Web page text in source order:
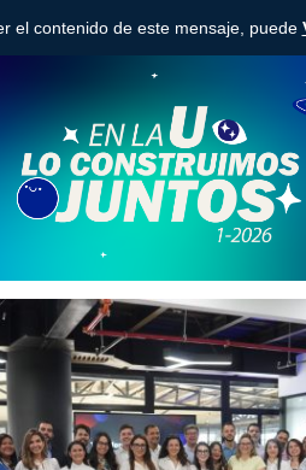
el contenido de este mensaje, puede